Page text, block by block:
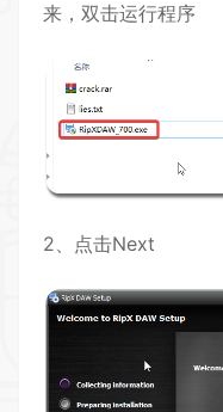
来，双击运行程序
2、点击Next